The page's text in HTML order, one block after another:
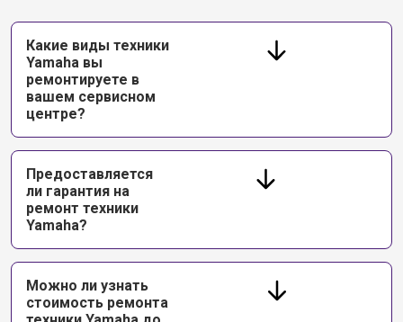
Какие виды техники
Yamaha вы
ремонтируете в
вашем сервисном
центре?
Предоставляется
ли гарантия на
ремонт техники
Yamaha?
Можно ли узнать
стоимость ремонта